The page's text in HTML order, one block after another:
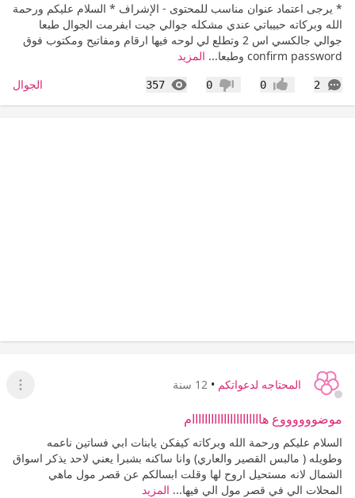
* يرجى اعتماد عنوان مناسب للمحتوى - الإشراف * السلام عليكم ورحمة
الله وبركاته حبيباتي عندي مشكله جوالي جيت ابفرمت الجوال طبعا
جوالي جالكسي اس 2 وتطلع لي لوحه فيها ارقام ومفاتيح ومكتوب فوق
confirm password وطبعا...
المزيد
2
التعليقات إعجاب0 عدم إعجاب
0
357
المشاهدات الجوال
المحتاجه لدعواتكم • 12 سنة
عرض
موضووووووع هاااااااااااااااااااااام
السلام عليكم ورحمة الله وبركاته كيفكن يابنات ابي فساتين ناعمه
وطويله ( مالبس القصير والعاري) وانا ساكنه بشبرا يعني لاحد يذكر اسواق
الشمال لانه مستحيل اروح لها وقلت ابسالكم عن قصر مول ماهي
المحلات الي في قصر مول الي فيها... المزيد